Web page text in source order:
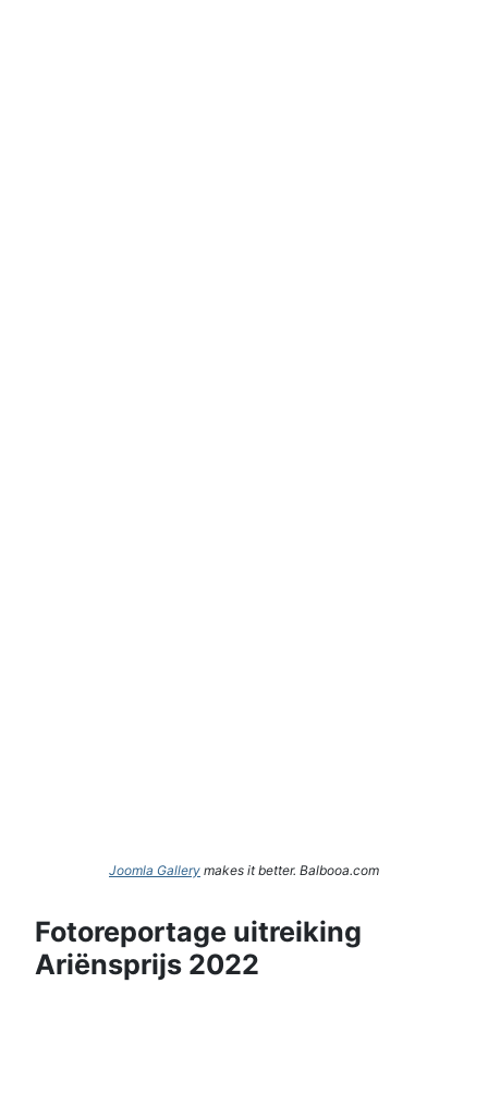
Joomla Gallery makes it better. Balbooa.com
Fotoreportage uitreiking
Ariënsprijs 2022